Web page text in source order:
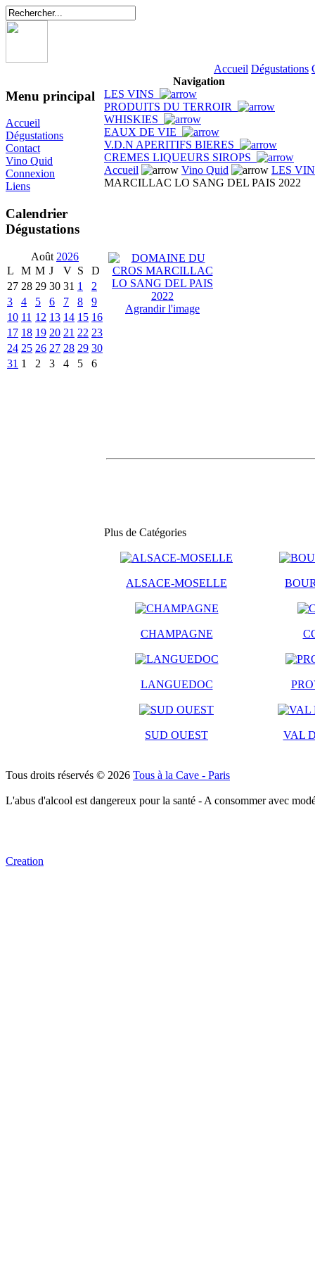
Accueil Dégustations
Menu principal
Accueil
Dégustations
Contact
Vino Quid
Connexion
Liens
Calendrier
Dégustations
Août 2026
L
M M J V S
D
27 28 29 30 31 1
2
3
4 5 6 7 8
9
10 11 12 13 14 15 16
17 18 19 20 21 22 23
24 25 26 27 28 29 30
31 1 2 3 4 5 6
Navigation
LES VINS
PRODUITS DU TERROIR
WHISKIES
EAUX DE VIE
V.D.N APERITIFS BIERES
CREMES LIQUEURS SIROPS
Accueil
Vino Quid
LES
MARCILLAC LO SANG DEL PAIS 2022
Agrandir l'image
Plus de Catégories
ALSACE-MOSELLE
CHAMPAGNE
LANGUEDOC
SUD OUEST VAL
Tous droits réservés © 2026 Tous à la Cave - Paris
L'abus d'alcool est dangereux pour la santé - A consommer avec
Creation